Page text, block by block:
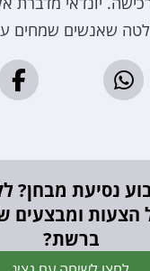
שאנשים שמחים
נסיעת מבחן?
הצעות ומבצעים
ברשת?